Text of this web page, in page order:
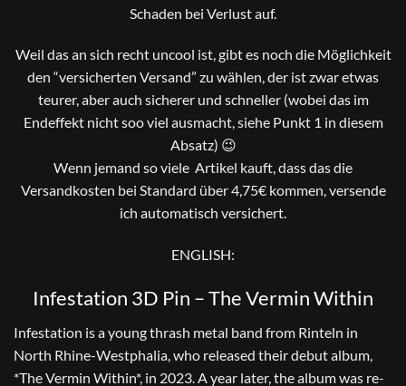
Schaden bei Verlust auf.
Weil das an sich recht uncool ist, gibt es noch die Möglichkeit
den “versicherten Versand” zu wählen, der ist zwar etwas
teurer, aber auch sicherer und schneller (wobei das im
Endeffekt nicht soo viel ausmacht, siehe Punkt 1 in diesem
Absatz) 😉
Wenn jemand so viele Artikel kauft, dass das die
Versandkosten bei Standard über 4,75€ kommen, versende
ich automatisch versichert.
ENGLISH:
Infestation 3D Pin – The Vermin Within
Infestation is a young thrash metal band from Rinteln in
North Rhine-Westphalia, who released their debut album,
*The Vermin Within*, in 2023. A year later, the album was re-